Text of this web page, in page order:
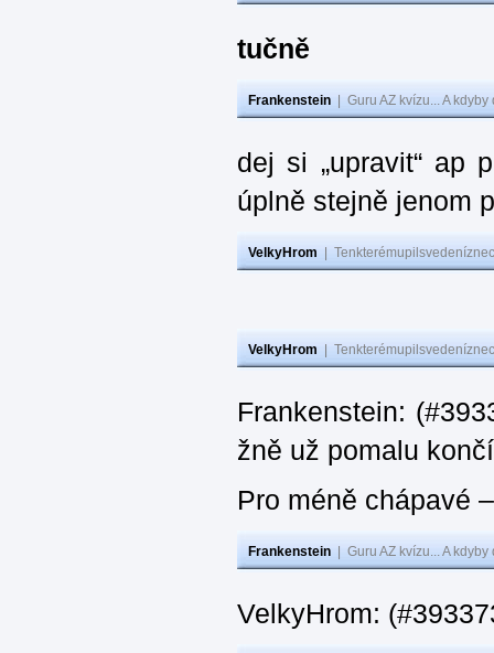
tučně
Frankenstein Guru AZ kvízu... A
dej si „upravit“ ap
úplně stejně jenom
VelkyHrom
VelkyHrom
Frankenstein:
žně už pomalu
Pro méně chápavé
Frankenstein Guru AZ kvízu... A
VelkyHrom: